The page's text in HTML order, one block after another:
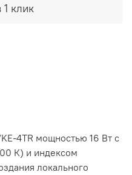
1 клик
4TR мощностью 16 Вт с
К) и индексом
локального